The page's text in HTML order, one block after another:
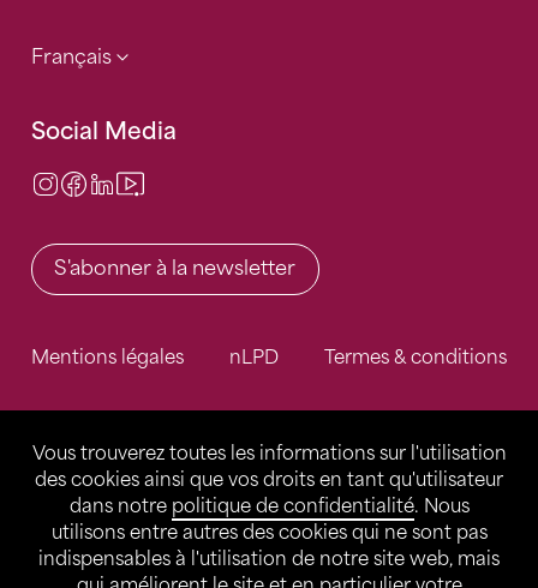
Vous trouverez toutes les informations sur l'utilisation
des cookies ainsi que vos droits en tant qu'utilisateur
dans notre politique de confidentialité. Nous
utilisons entre autres des cookies qui ne sont pas
indispensables à l'utilisation de notre site web, mais
Français
Social Media
Instagram
Facebook
LinkedIn
S'abonner à la newsletter
Mentions légales nLPD Termes & conditions